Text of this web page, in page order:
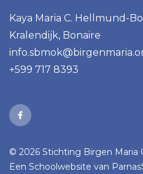
Kaya Maria C. Hellmund-
Kralendijk, Bonaire
+599 717 8393
© 2026 Stichting Birgen Maria
Een Schoolwebsite van